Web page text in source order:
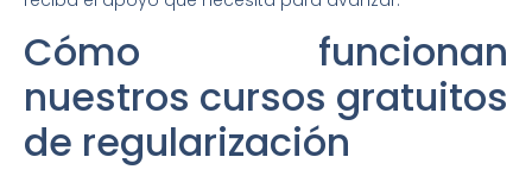
Cómo funcionan
nuestros cursos gratuitos
de regularización